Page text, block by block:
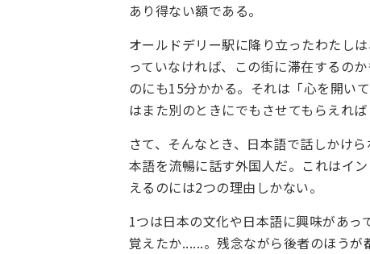
あり得ない額である。
オールドデリー駅に降り立ったわたし
っていなければ、この街に滞在するの
のにも15分かかる。それは「心を開い
はまた別のときにでもさせてもらえれば
さて、そんなとき、日本語で話しかけ
本語を流暢に話す外国人だ。これはイ
えるのには2つの理由しかない。
1つは日本の文化や日本語に興味があ
覚えたか......。残念ながら後者のほう